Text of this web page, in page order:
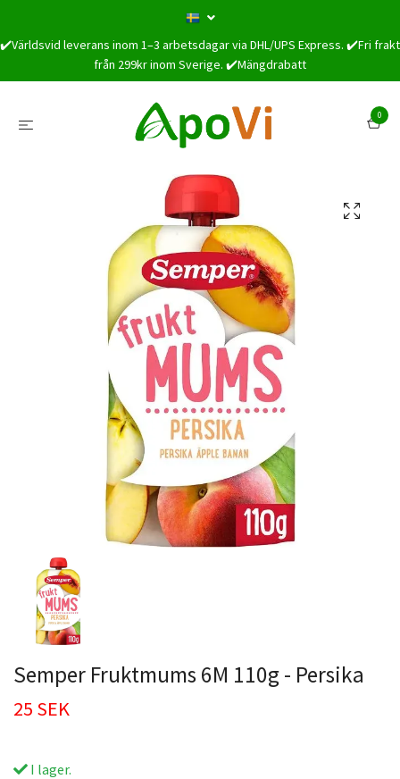
✔️Världsvid leverans inom 1–3 arbetsdagar via DHL/UPS Express. ✔️Fri frakt
från 299kr inom Sverige. ✔️Mängdrabatt
0
Semper Fruktmums 6M 110g - Persika
25 SEK
I lager.